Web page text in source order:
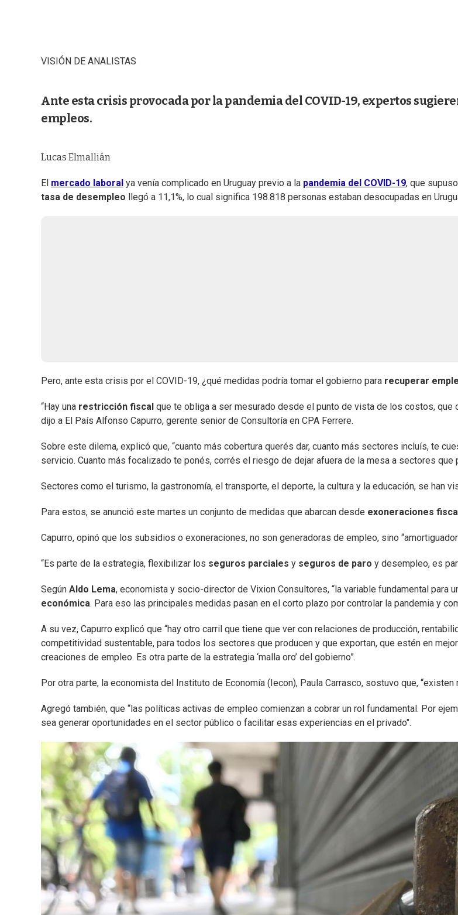
VISIÓN DE ANALISTAS
Ante esta crisis provocada por la pandemia del COVID-19, expertos
empleos.
Lucas Elmallián
El mercado laboral ya venía complicado en Uruguay previo a la pandemia del COVID-19, que
tasa de desempleo llegó a 11,1%, lo cual significa 198.818 personas estaban desocupadas en
Pero, ante esta crisis por el COVID-19, ¿qué medidas podría tomar el gobierno para recuperar
“Hay una restricción fiscal que te obliga a ser mesurado desde el punto de vista de los costos, que
dijo a El País Alfonso Capurro, gerente senior de Consultoría en CPA Ferrere.
Sobre este dilema, explicó que, “cuanto más cobertura querés dar, cuanto más sectores incluís, te
servicio. Cuanto más focalizado te ponés, corrés el riesgo de dejar afuera de la mesa a sectores que
Sectores como el turismo, la gastronomía, el transporte, el deporte, la cultura y la educación, se han
Para estos, se anunció este martes un conjunto de medidas que abarcan desde exoneraciones
Capurro, opinó que los subsidios o exoneraciones, no son generadoras de empleo, sino
“Es parte de la estrategia, flexibilizar los seguros parciales y seguros de paro y desempleo, es
Según Aldo Lema, economista y socio-director de Vixion Consultores, “la variable fundamental
económica. Para eso las principales medidas pasan en el corto plazo por controlar la pandemia y
A su vez, Capurro explicó que “hay otro carril que tiene que ver con relaciones de producción,
competitividad sustentable, para todos los sectores que producen y que exportan, que estén en
creaciones de empleo. Es otra parte de la estrategia ‘malla oro’ del gobierno”.
Por otra parte, la economista del Instituto de Economía (Iecon), Paula Carrasco, sostuvo que,
Agregó también, que “las políticas activas de empleo comienzan a cobrar un rol fundamental. Por
sea generar oportunidades en el sector público o facilitar esas experiencias en el privado".